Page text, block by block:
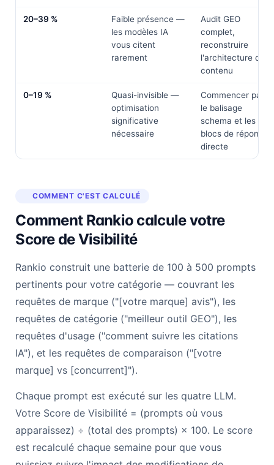
20–39 %
Faible présence —
les modèles IA
vous citent
rarement
Audit GEO
complet,
reconstruire
l'architecture de
contenu
0–19 %
Quasi-invisible —
optimisation
significative
nécessaire
Commencer par
le balisage
schema et les
blocs de réponse
directe
COMMENT C'EST CALCULÉ
Comment Rankio calcule votre
Score de Visibilité
Rankio construit une batterie de 100 à 500 prompts
pertinents pour votre catégorie — couvrant les
requêtes de marque ("[votre marque] avis"), les
requêtes de catégorie ("meilleur outil GEO"), les
requêtes d'usage ("comment suivre les citations
IA"), et les requêtes de comparaison ("[votre
marque] vs [concurrent]").
Chaque prompt est exécuté sur les quatre LLM.
Votre Score de Visibilité = (prompts où vous
apparaissez) ÷ (total des prompts) × 100. Le score
est recalculé chaque semaine pour que vous